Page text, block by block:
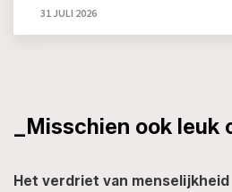
31 JULI 2026
_Misschien ook leuk
Het verdriet van menselijkheid